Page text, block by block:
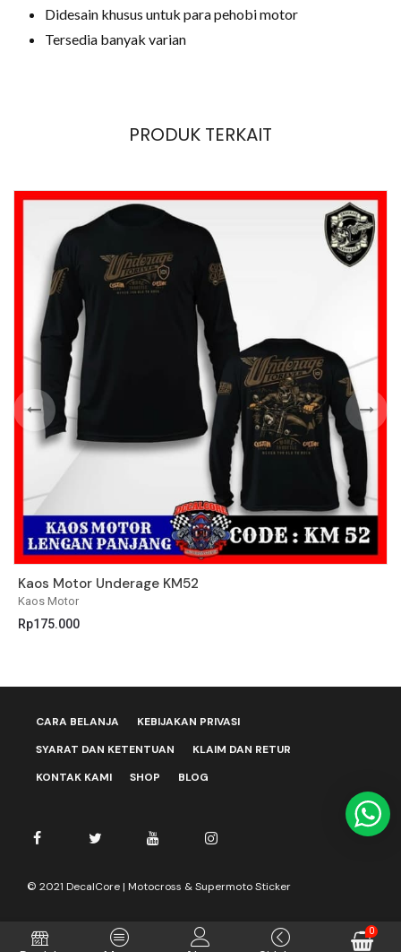
0
Didesain khusus untuk para pehobi motor
Tersedia banyak varian
PRODUK TERKAIT
Kaos Motor
Kaos Motor Underage KM52
Rp175.000
CARA BELANJA
KEBIJAKAN PRIVASI
SYARAT DAN KETENTUAN
KLAIM DAN RETUR
KONTAK KAMI
SHOP BLOG
© 2021 DecalCore | Motocross & Supermoto Sticker